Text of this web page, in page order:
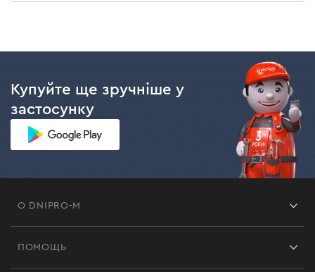
Купуйте ще зручніше у
застосунку
О DNIPRO-M
ПОМОЩЬ